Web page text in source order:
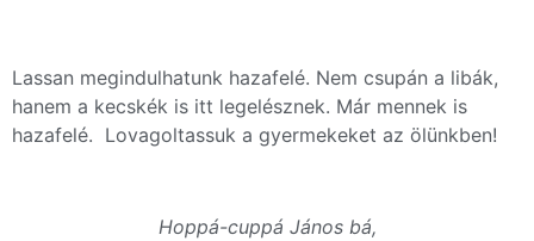
Lassan megindulhatunk hazafelé. Nem csupán a libák,
hanem a kecskék is itt legelésznek. Már mennek is
hazafelé. Lovagoltassuk a gyermekeket az ölünkben!
Hoppá-cuppá János bá,